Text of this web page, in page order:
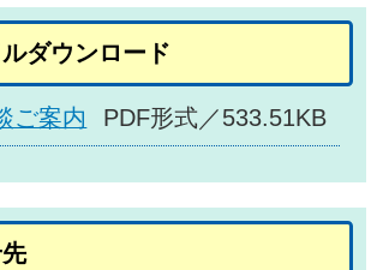
ダウンロード
ご案内 PDF形式／533.51KB